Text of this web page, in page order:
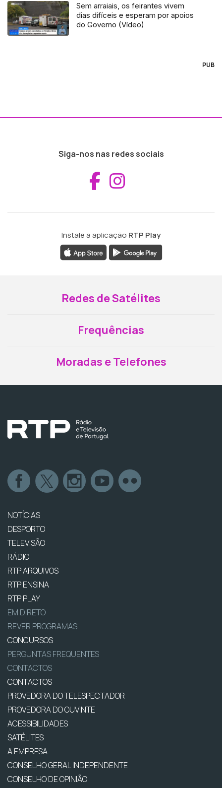
Sem arraiais, os feirantes vivem
dias difíceis e esperam por apoios
do Governo (Vídeo)
PUB
Siga-nos nas redes sociais
Aceder ao
Instale a aplicação RTP Play
Redes de Satélites
Frequências
Moradas e Telefones
NOTÍCIAS
DESPORTO
TELEVISÃO
RÁDIO
RTP ARQUIVOS
RTP ENSINA
RTP PLAY
EM DIRETO
REVER PROGRAMAS
CONCURSOS
PERGUNTAS FREQUENTES
CONTACTOS
CONTACTOS
PROVEDORA DO TELESPECTADOR
PROVEDORA DO OUVINTE
ACESSIBILIDADES
SATÉLITES
A EMPRESA
CONSELHO GERAL INDEPENDENTE
CONSELHO DE OPINIÃO